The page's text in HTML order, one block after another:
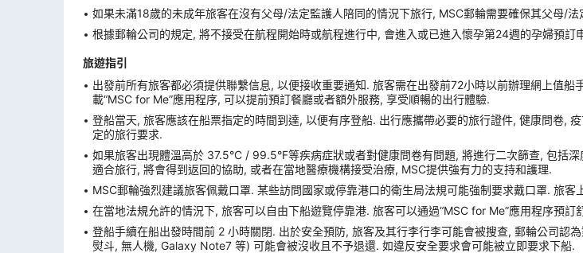
如果未滿18歲的未成年旅客在沒有父母/法定監護人陪同的情況下旅行, MSC郵輪需要確保其父母/
根據郵輪公司的規定, 將不接受在航程開始時或航程進行中, 會進入或已進入懷孕第24週的孕婦預訂
旅遊指引
出發前所有旅客都必須提供聯繫信息, 以便接收重要通知. 旅客需在出發前72小時以前辦理網上值
載“MSC for Me”應用程序, 可以提前預訂餐廳或者額外服務, 享受順暢的出行體驗.
登船當天, 旅客應該在船票指定的時間到達, 以便有序登船. 出行應攜帶必要的旅行證件, 健康問卷,
定的旅行要求.
如果旅客出現體溫高於 37.5°C / 99.5°F等疾病症狀或者對健康問卷有問題, 將進行二次篩查, 包括
適合旅行, 將會得到返回的協助, 或者在當地醫療機構接受治療, MSC提供強有力的支持和護理.
MSC郵輪強烈建議旅客佩戴口罩. 某些訪問國家或停靠港口的衛生局法規可能強制要求戴口罩. 旅
在當地法規允許的情況下, 旅客可以自由下船遊覽停靠港. 旅客可以通過“MSC for Me”應用程序預訂
登船手續在船出發時間前 2 小時關閉. 出於安全預防, 旅客及其行李行李可能會被搜查, 郵輪公司認
熨斗, 無人機, Galaxy Note7 等) 可能會被沒收且不予退還. 如違反安全要求會可能被立即要求下船.